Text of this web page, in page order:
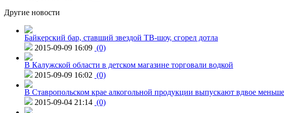
Другие новости
Байкерский бар, ставший звездой ТВ-шоу, сгорел дотла
2015-09-09 16:09 (0)
В Калужской области в детском магазине торговали водкой
2015-09-09 16:02 (0)
В Ставропольском крае алкогольной продукции выпускают вдвое меньше
2015-09-04 21:14 (0)